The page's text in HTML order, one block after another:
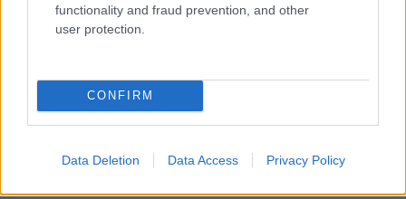
functionality and fraud prevention, and other
user protection.
CONFIRM
Data Deletion Data Access Privacy Policy